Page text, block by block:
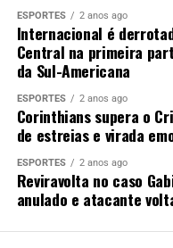
ESPORTES 2 anos ago
Internacional é
Central na primeira
da Sul-Americana
ESPORTES 2 anos ago
Corinthians supera o
de estreias e virada
ESPORTES 2 anos ago
Reviravolta no caso
anulado e atacante